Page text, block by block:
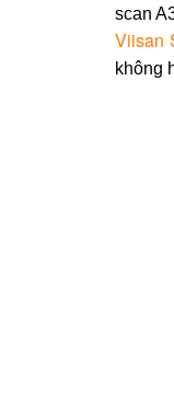
scan
Viisan
không